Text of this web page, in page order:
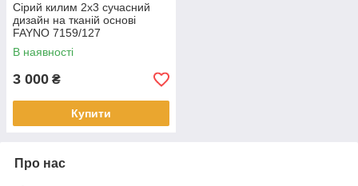
Сірий килим 2х3 сучасний
дизайн на тканій основі
FAYNO 7159/127
В наявності
3 000 ₴
Купити
Про нас